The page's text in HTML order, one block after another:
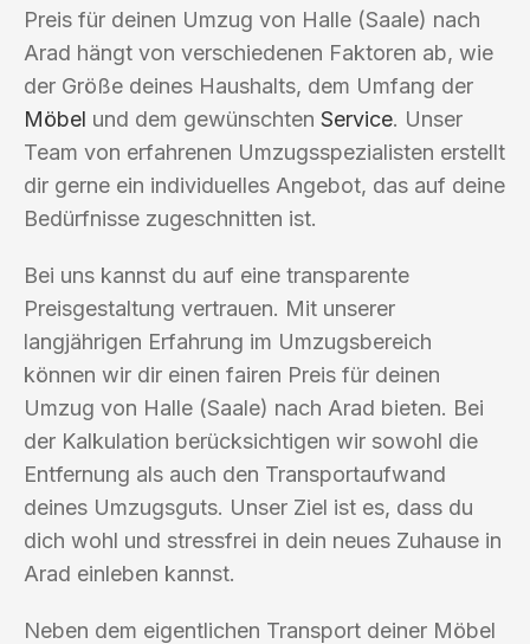
Preis für deinen Umzug von Halle (Saale) nach
Arad hängt von verschiedenen Faktoren ab, wie
der Größe deines Haushalts, dem Umfang der
Möbel und dem gewünschten Service. Unser
Team von erfahrenen Umzugsspezialisten erstellt
dir gerne ein individuelles Angebot, das auf deine
Bedürfnisse zugeschnitten ist.
Bei uns kannst du auf eine transparente
Preisgestaltung vertrauen. Mit unserer
langjährigen Erfahrung im Umzugsbereich
können wir dir einen fairen Preis für deinen
Umzug von Halle (Saale) nach Arad bieten. Bei
der Kalkulation berücksichtigen wir sowohl die
Entfernung als auch den Transportaufwand
deines Umzugsguts. Unser Ziel ist es, dass du
dich wohl und stressfrei in dein neues Zuhause in
Arad einleben kannst.
Neben dem eigentlichen Transport deiner Möbel